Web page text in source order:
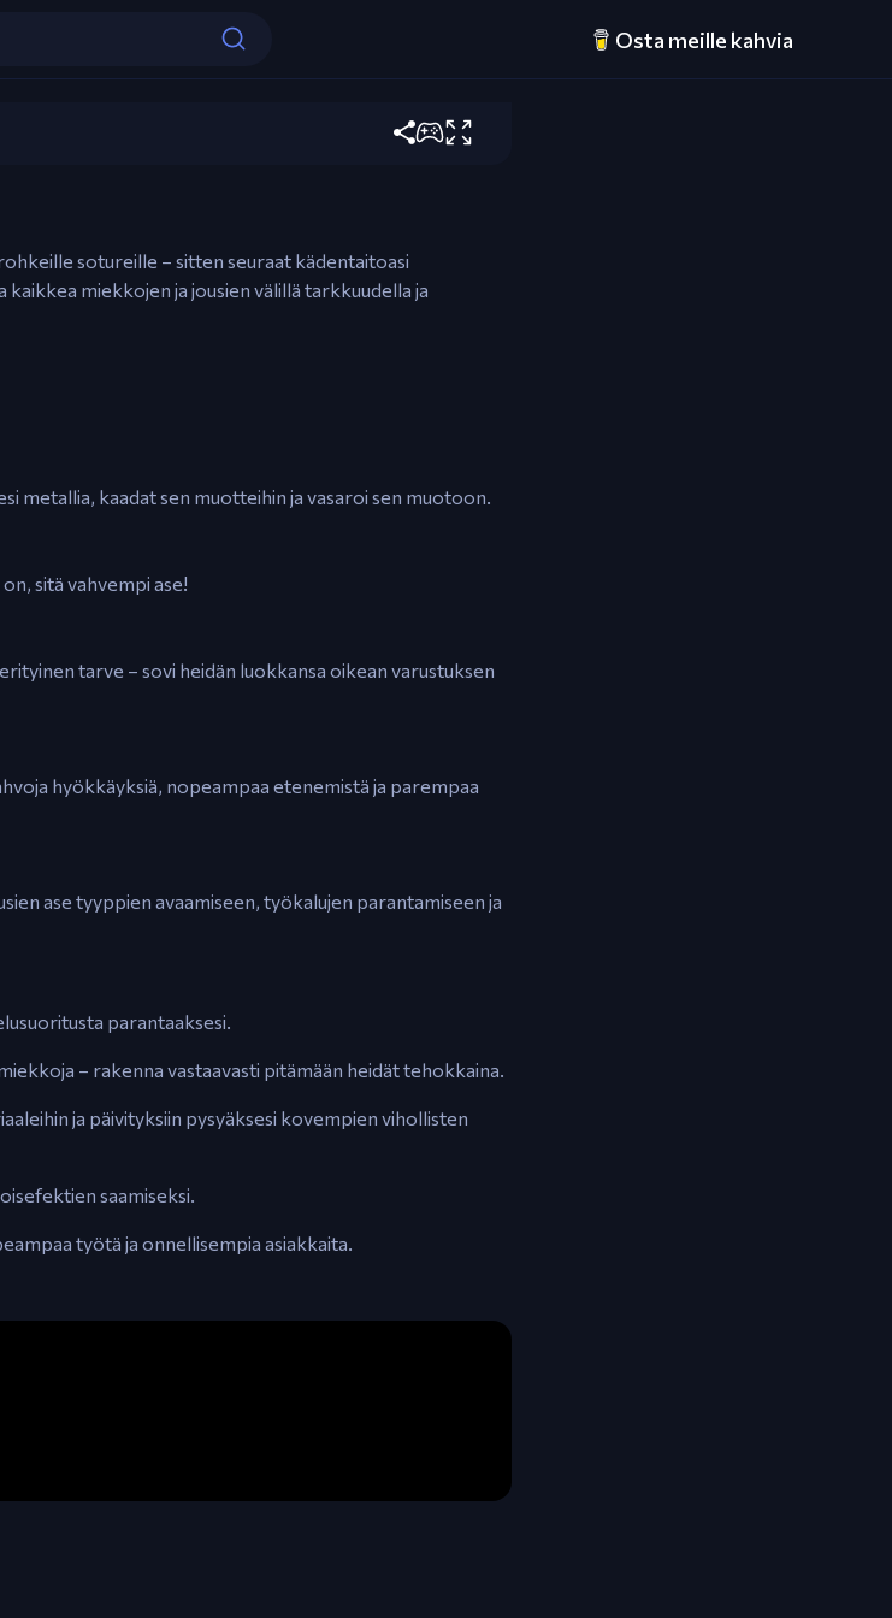
Osta meille kahvia
Hiiri – Vuorovaikuta, takoa ja koota aseita
Klikkaa & Vedä – Kaada metallia, vasaroi ja liitä osia
sotureille – sitten seuraat kädentaitoasi
kaikkea miekkojen ja jousien välillä tarkkuudella ja
metallia, kaadat sen muotteihin ja vasaroi sen muotoon.
sitä vahvempi ase!
tarve – sovi heidän luokkansa oikean varustuksen
hyökkäyksiä, nopeampaa etenemistä ja parempaa
ase tyyppien avaamiseen, työkalujen parantamiseen ja
parantaaksesi.
– rakenna vastaavasti pitämään heidät tehokkaina.
ja päivityksiin pysyäksesi kovempien vihollisten
saamiseksi.
työtä ja onnellisempia asiakkaita.